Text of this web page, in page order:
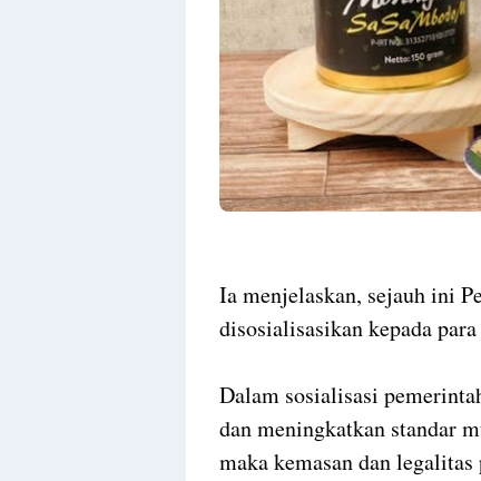
Ia menjelaskan, sejauh ini
disosialisasikan kepada
Dalam sosialisasi
dan meningkatkan standar
maka kemasan dan